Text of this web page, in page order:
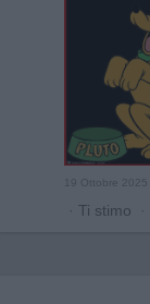
· Ti stimo ·